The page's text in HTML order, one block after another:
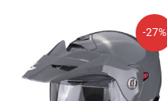
-27%
precio
original
era:
249,90€.
precio
actual
es:
182,43€.